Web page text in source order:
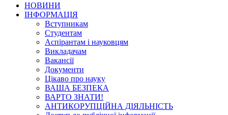
НОВИНИ
ІНФОРМАЦІЯ
Вступникам
Студентам
Аспірантам і науковцям
Викладачам
Вакансії
Документи
Цікаво про науку
ВАША БЕЗПЕКА
ВАРТО ЗНАТИ!
АНТИКОРУПЦІЙНА ДІЯЛЬНІСТЬ